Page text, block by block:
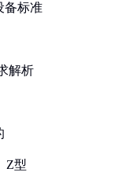
备标准
解析
Z型